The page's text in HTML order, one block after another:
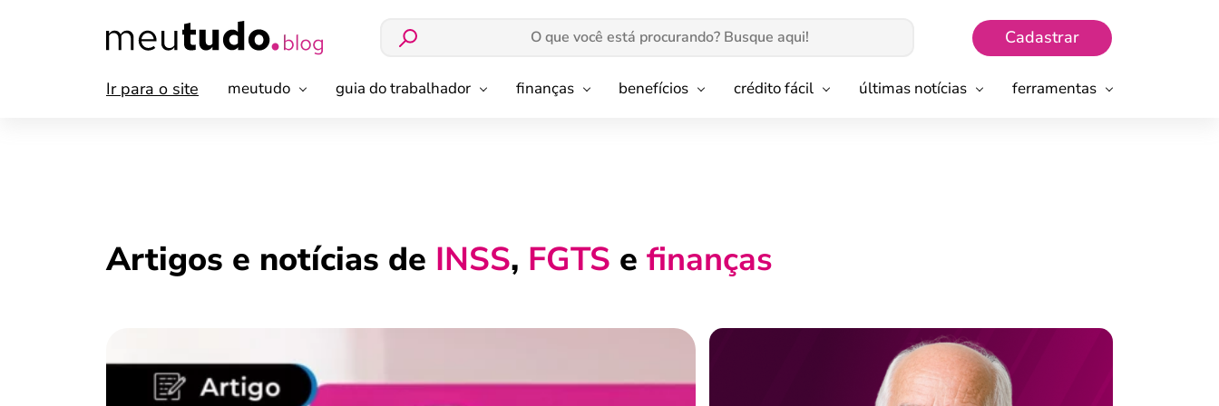
Cadastrar
Ir para o site meutudo guia do trabalhador finanças benefícios crédito fácil últimas notícias ferramentas
Artigos e notícias de INSS, FGTS e finanças